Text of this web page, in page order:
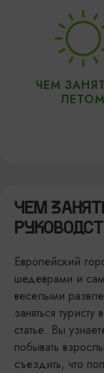
ЧЕМ
ЛЕТОМ
ЧЕМ
Европейский
шедеврами и
веселыми
заняться
статье. Вы
побывать
съездить, что